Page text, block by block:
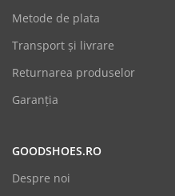
Metode de plata
Transport și livrare
Returnarea produselor
Garanția
GOODSHOES.RO
Despre noi